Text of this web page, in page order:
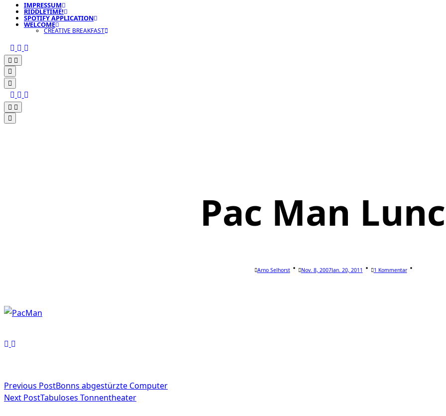
IMPRESSUM
RIDDLETIME!
SPOTIFY APPLICATION
WELCOME
CREATIVE BREAKFAST
Pac Man
Arno Selhorst Nov. 8, 2007Jan. 20, 2011 1 Kommentar Zu
Pac
<span
class="nav-
Previous PostBonns abgestürzte Computer
Next PostTabuloses Tonnentheater